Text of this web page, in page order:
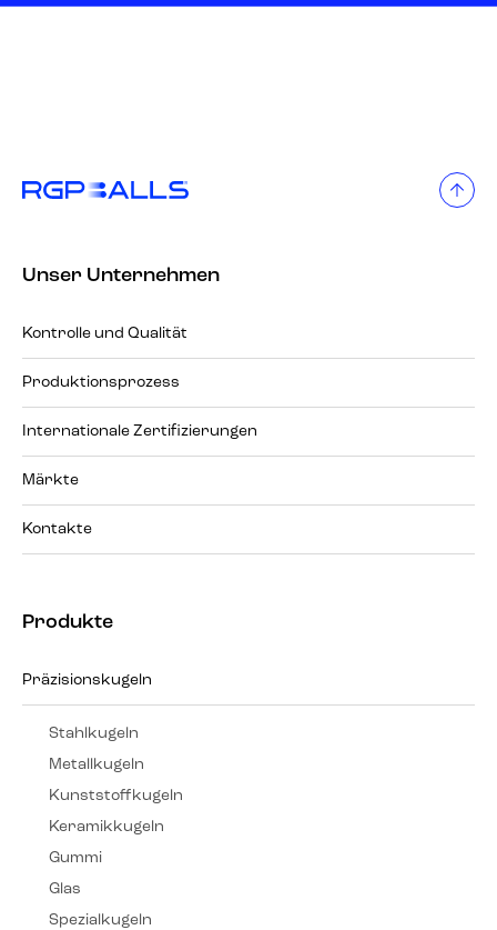
Unser Unternehmen
Kontrolle und Qualität
Produktionsprozess
Internationale Zertifizierungen
Märkte
Kontakte
Produkte
Präzisionskugeln
Stahlkugeln
Metallkugeln
Kunststoffkugeln
Keramikkugeln
Gummi
Glas
Spezialkugeln